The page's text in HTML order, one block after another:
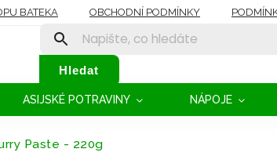
BATEKA OBCHODNÍ PODMÍNKY
Hledat
ASIJSKÉ POTRAVINY NÁPOJE
Paste - 220g